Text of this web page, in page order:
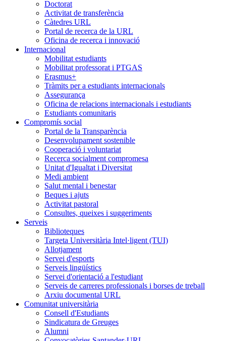
Doctorat
Activitat de transferència
Càtedres URL
Portal de recerca de la URL
Oficina de recerca i innovació
Internacional
Mobilitat estudiants
Mobilitat professorat i PTGAS
Erasmus+
Tràmits per a estudiants internacionals
Assegurança
Oficina de relacions internacionals i estudiants
Estudiants comunitaris
Compromís social
Portal de la Transparència
Desenvolupament sostenible
Cooperació i voluntariat
Recerca socialment compromesa
Unitat d'Igualtat i Diversitat
Medi ambient
Salut mental i benestar
Beques i ajuts
Activitat pastoral
Consultes, queixes i suggeriments
Serveis
Biblioteques
Targeta Universitària Intel·ligent (TUI)
Allotjament
Servei d'esports
Serveis lingüístics
Servei d'orientació a l'estudiant
Serveis de carreres professionals i borses de treball
Arxiu documental URL
Comunitat universitària
Consell d'Estudiants
Sindicatura de Greuges
Alumni